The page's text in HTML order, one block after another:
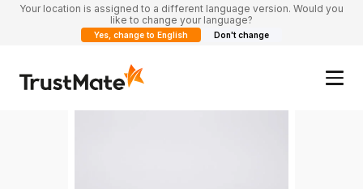
Your location is assigned to a different language version. Would you
like to change your language?
Yes, change to English Don't change